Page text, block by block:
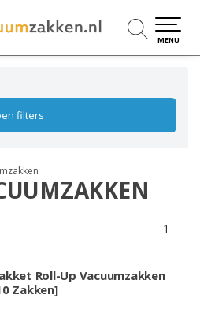
MENU
filters
1
Roll-Up Vacuumzakken
Zakken]